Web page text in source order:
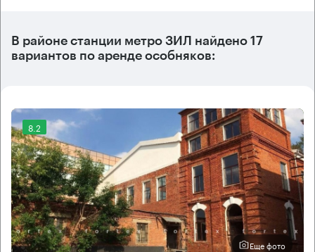
В районе станции метро ЗИЛ найдено 17
вариантов по аренде особняков:
8.2
Еще фото